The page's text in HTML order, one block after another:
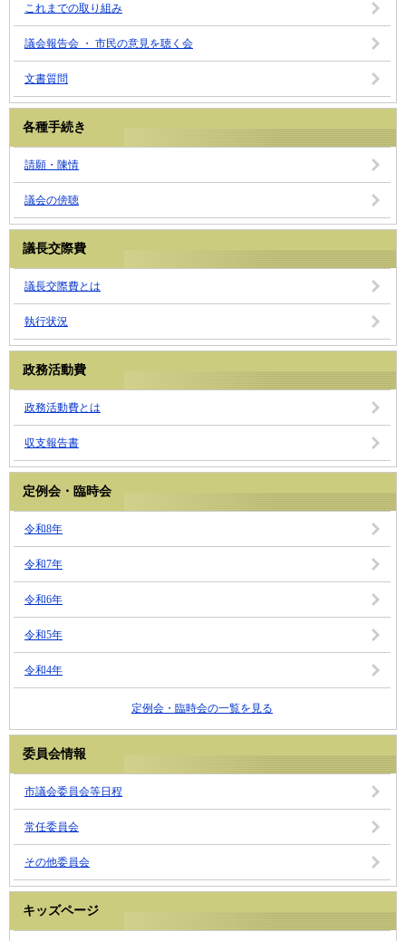
これまでの取り組み
議会報告会 ・ 市民の意見を聴く会
文書質問
各種手続き
請願・陳情
議会の傍聴
議長交際費
議長交際費とは
執行状況
政務活動費
政務活動費とは
収支報告書
定例会・臨時会
令和8年
令和7年
令和6年
令和5年
令和4年
定例会・臨時会の一覧を見る
委員会情報
市議会委員会等日程
常任委員会
その他委員会
キッズページ